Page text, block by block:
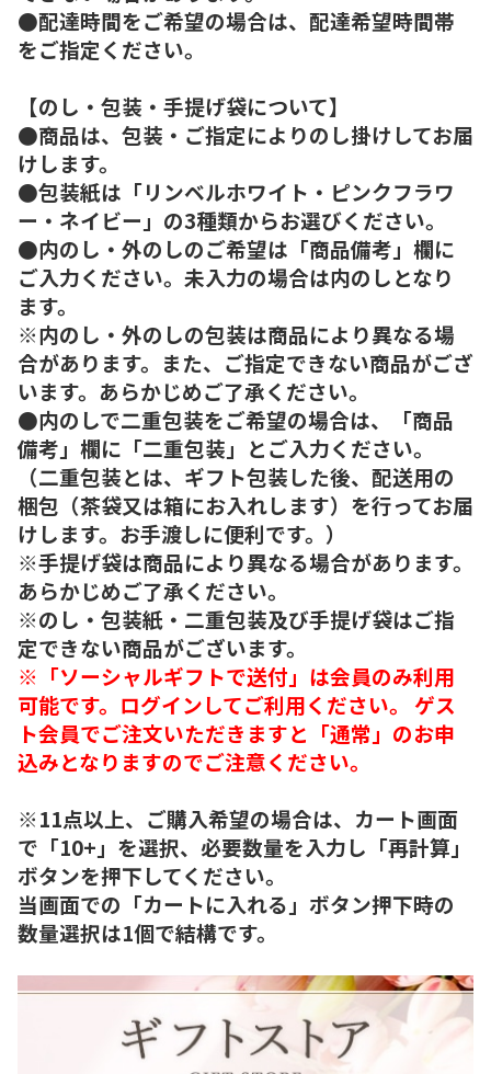
●配達時間をご希望の場合は、配達希望時間帯
をご指定ください。
【のし・包装・手提げ袋について】
●商品は、包装・ご指定によりのし掛けしてお届
けします。
●包装紙は「リンベルホワイト・ピンクフラワ
ー・ネイビー」の3種類からお選びください。
●内のし・外のしのご希望は「商品備考」欄に
ご入力ください。未入力の場合は内のしとなり
ます。
※内のし・外のしの包装は商品により異なる場
合があります。また、ご指定できない商品がござ
います。あらかじめご了承ください。
●内のしで二重包装をご希望の場合は、「商品
備考」欄に「二重包装」とご入力ください。
（二重包装とは、ギフト包装した後、配送用の
梱包（茶袋又は箱にお入れします）を行ってお届
けします。お手渡しに便利です。）
※手提げ袋は商品により異なる場合があります。
あらかじめご了承ください。
※のし・包装紙・二重包装及び手提げ袋はご指
定できない商品がございます。
※「ソーシャルギフトで送付」は会員のみ利用
可能です。ログインしてご利用ください。 ゲス
ト会員でご注文いただきますと「通常」のお申
込みとなりますのでご注意ください。
※11点以上、ご購入希望の場合は、カート画面
で「10+」を選択、必要数量を入力し「再計算」
ボタンを押下してください。
当画面での「カートに入れる」ボタン押下時の
数量選択は1個で結構です。